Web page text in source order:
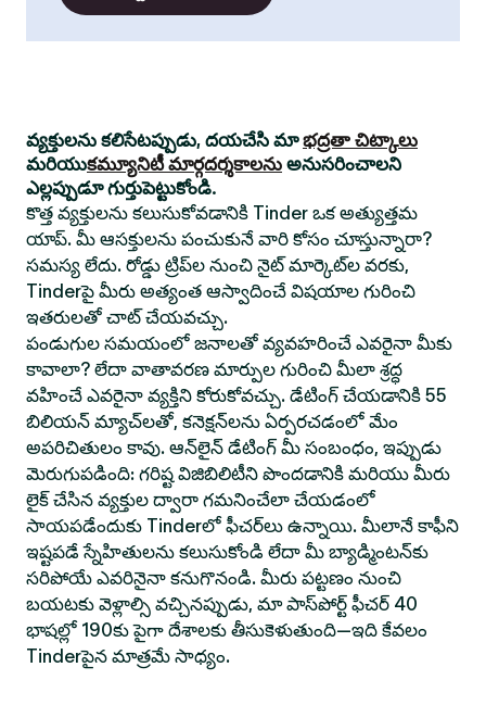
వ్యక్తులను కలిసేటప్పుడు, దయచేసి మాభద్రతా చిట్కాలు
మరియుకమ్యూనిటీ మార్గదర్శకాలను అనుసరించాలని
ఎల్లప్పుడూ గుర్తుపెట్టుకోండి.
కొత్త వ్యక్తులను కలుసుకోవడానికి Tinder ఒక అత్యుత్తమ
యాప్. మీ ఆసక్తులను పంచుకునే వారి కోసం చూస్తున్నారా?
సమస్య లేదు. రోడ్డు ట్రిప్‌ల నుంచి నైట్ మార్కెట్‌ల వరకు,
Tinderపై మీరు అత్యంత ఆస్వాదించే విషయాల గురించి
ఇతరులతో చాట్ చేయవచ్చు.
పండుగుల సమయంలో జనాలతో వ్యవహరించే ఎవరైనా మీకు
కావాలా? లేదా వాతావరణ మార్పుల గురించి మీలా శ్రద్ధ
వహించే ఎవరైనా వ్యక్తిని కోరుకోవచ్చు. డేటింగ్ చేయడానికి 55
బిలియన్ మ్యాచ్‌లతో, కనెక్షన్‌లను ఏర్పరచడంలో మేం
అపరిచితులం కావు. ఆన్‌లైన్ డేటింగ్ మీ సంబంధం, ఇప్పుడు
మెరుగుపడింది: గరిష్ట విజిబిలిటీని పొందడానికి మరియు మీరు
లైక్ చేసిన వ్యక్తుల ద్వారా గమనించేలా చేయడంలో
సాయపడేందుకు Tinderలో ఫీచర్‌లు ఉన్నాయి. మీలానే కాఫీని
ఇష్టపడే స్నేహితులను కలుసుకోండి లేదా మీ బ్యాడ్మింటన్‌కు
సరిపోయే ఎవరినైనా కనుగొనండి. మీరు పట్టణం నుంచి
బయటకు వెళ్లాల్సి వచ్చినప్పుడు, మా పాస్‌పోర్ట్ ఫీచర్ 40
భాషల్లో 190కు పైగా దేశాలకు తీసుకెళుతుంది—ఇది కేవలం
Tinderపైన మాత్రమే సాధ్యం.